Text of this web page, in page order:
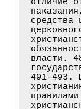
средства
власти.
491-493.